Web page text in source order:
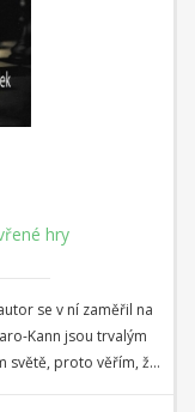
hry
se v ní zaměřil na
Kann jsou trvalým
světě, proto věřím, že